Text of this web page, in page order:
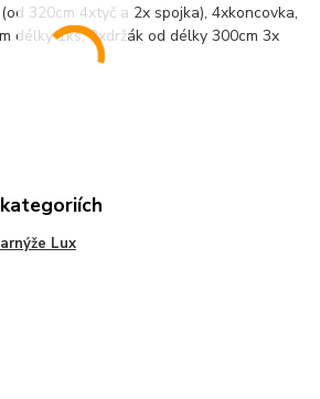
320cm 4xtyč a 2x spojka), 4xkoncovka,
délky 1ks, 2xdržák od délky 300cm 3x
Lux